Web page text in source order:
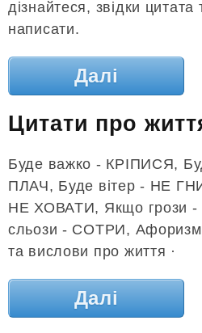
дізнайтеся, звідки цитата
написати.
Далі
Цитати про
Буде важко - КРІПИСЯ,
ПЛАЧ, Буде вітер - НЕ
НЕ ХОВАТИ, Якщо грози
сльози - СОТРИ,
та вислови про життя · ‎
Далі